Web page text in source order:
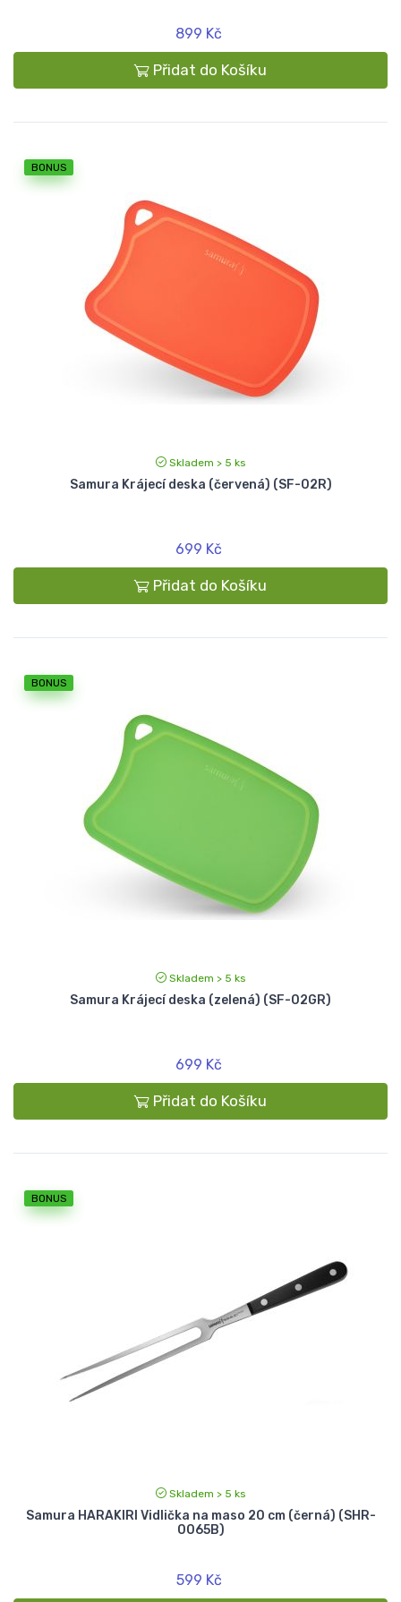
899 Kč
Přidat do Košíku
BONUS
Skladem > 5 ks
Samura Krájecí deska (červená) (SF-02R)
699 Kč
Přidat do Košíku
BONUS
Skladem > 5 ks
Samura Krájecí deska (zelená) (SF-02GR)
699 Kč
Přidat do Košíku
BONUS
Skladem > 5 ks
Samura HARAKIRI Vidlička na maso 20 cm (černá) (SHR-
0065B)
599 Kč